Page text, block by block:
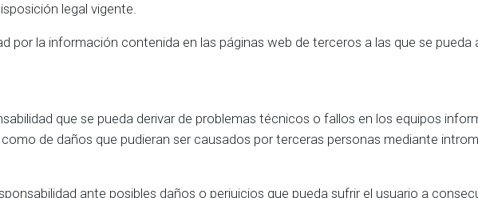
legal vigente.
por la información contenida en las páginas web de terceros a las que se pueda
que se pueda derivar de problemas técnicos o fallos en los equipos
de daños que pudieran ser causados por terceras personas mediante
ante posibles daños o perjuicios que pueda sufrir el usuario a